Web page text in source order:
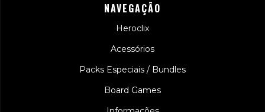
NAVEGAÇÃO
Heroclix
Acessórios
Packs Especiais / Bundles
Board Games